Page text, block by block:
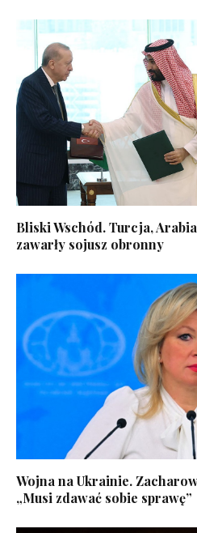
Bliski Wschód. Turcja,
zawarły sojusz obronny
Wojna na Ukrainie.
„Musi zdawać sobie sprawę”